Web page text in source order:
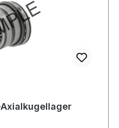
Axialkugellager